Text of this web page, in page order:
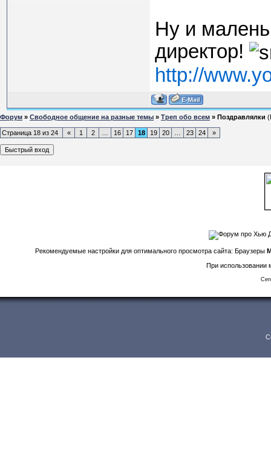
Ну и
директор!
http://
Форум»Свободное общение на разные темы»Треп обо всем»Поздравлялки
Страница 18 из 24 « 1 2 16 17 18 19 20 23 24 »
Рекомендуемые настройки для оптимального просмотра сайта: Браузеры
При использовании